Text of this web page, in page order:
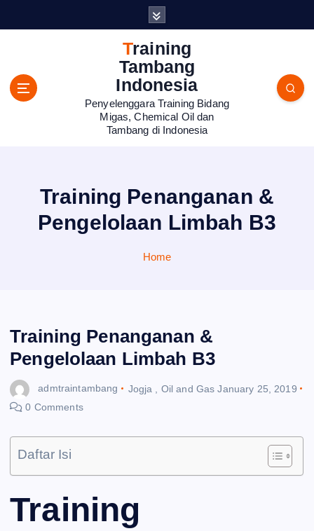
Training
Tambang
Indonesia
Penyelenggara Training Bidang
Migas, Chemical Oil dan
Tambang di Indonesia
Training Penanganan &
Pengelolaan Limbah B3
Home
Training Penanganan &
Pengelolaan Limbah B3
admtraintambang Jogja Oil and Gas January 25, 2019
0 Comments
Daftar Isi
Training